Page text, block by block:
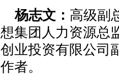
杨志文： 高级副
想集团人力资源总
创业投资有限公司
作者。